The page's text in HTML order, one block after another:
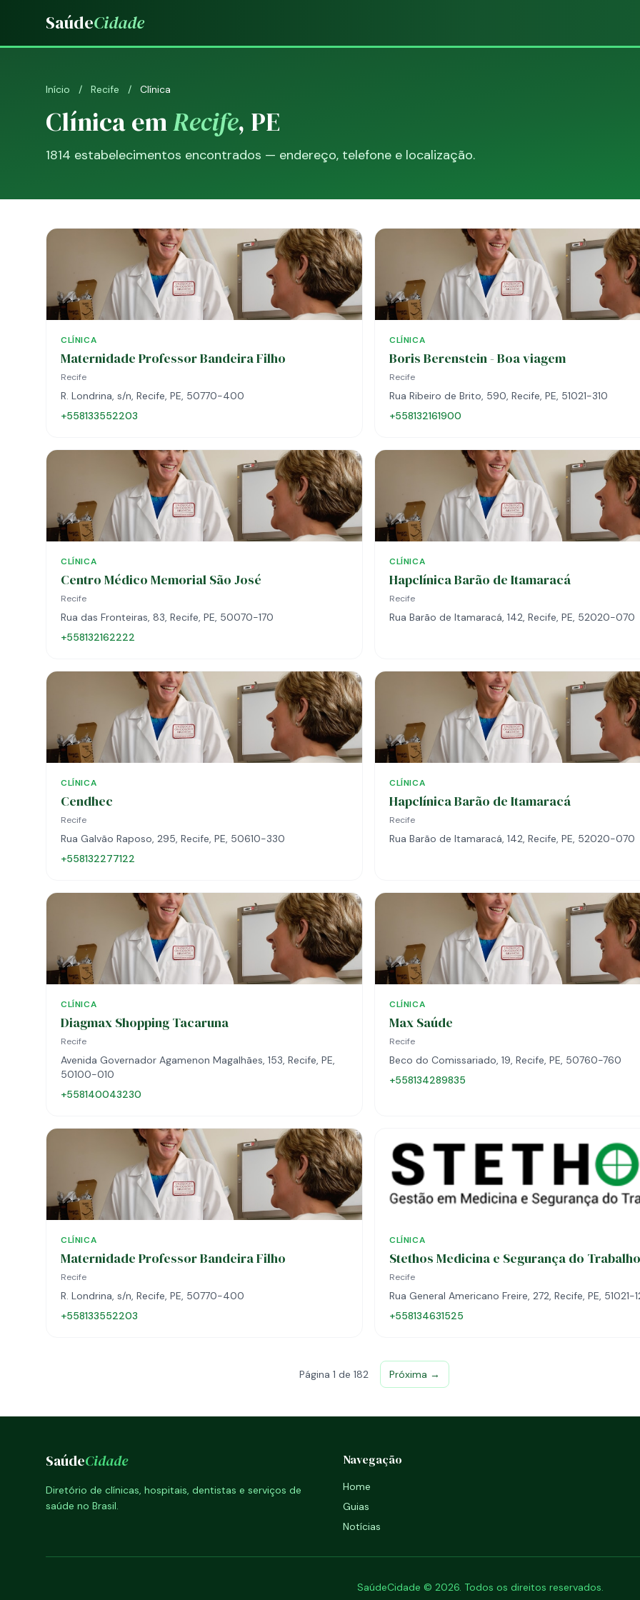
SaúdeCidade
Início / Recife / Clínica
Clínica emRecife, PE
1814 estabelecimentos encontrados — endereço, telefone e localização.
CLÍNICA
Maternidade Professor Bandeira Filho
Recife
R. Londrina, s/n, Recife, PE, 50770-400
+558133552203
CLÍNICA
Boris Berenstein - Boa viagem
Recife
Rua Ribeiro de Brito, 590, Recife, PE, 51021-310
+558132161900
CLÍNICA
Centro Médico Memorial São José
Recife
Rua das Fronteiras, 83, Recife, PE, 50070-170
+558132162222
CLÍNICA
Hapclínica Barão de Itamaracá
Recife
Rua Barão de Itamaracá, 142, Recife, PE, 52020-070
CLÍNICA
Cendhec
Recife
Rua Galvão Raposo, 295, Recife, PE, 50610-330
+558132277122
CLÍNICA
Hapclínica Barão de Itamaracá
Recife
Rua Barão de Itamaracá, 142, Recife, PE, 52020-070
CLÍNICA
Diagmax Shopping Tacaruna
Recife
Avenida Governador Agamenon Magalhães, 153, Recife, PE,
50100-010
+558140043230
CLÍNICA
Max Saúde
Recife
Beco do Comissariado, 19, Recife, PE, 50760-760
+558134289835
CLÍNICA
Maternidade Professor Bandeira Filho
Recife
R. Londrina, s/n, Recife, PE, 50770-400
+558133552203
CLÍNICA
Stethos Medicina e Segurança do Trabalho
Recife
Rua General Americano Freire, 272, Recife, PE, 51021-
+558134631525
Página 1 de 182 Próxima →
SaúdeCidade
Diretório de clínicas, hospitais, dentistas e serviços de
saúde no Brasil.
Navegação
Home
Guias
Notícias
SaúdeCidade © 2026. Todos os direitos reservados.